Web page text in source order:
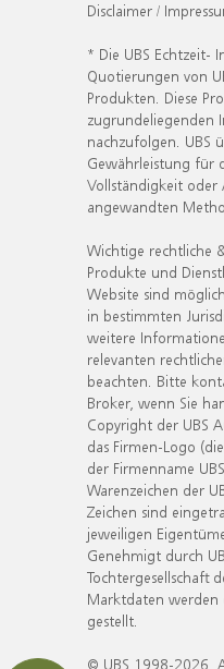
Disclaimer /
* Die UBS Echtzeit-
Quotierungen von
Produkten. Diese
zugrundeliegenden
nachzufolgen. UBS
Gewährleistung für
Vollständigkeit oder
angewandten
Wichtige rechtliche
Produkte und
Website sind
in bestimmten
weitere
relevanten
beachten. Bitte
Broker, wenn Sie
Copyright der UBS
das Firmen-Logo
der Firmenname
Warenzeichen der
Zeichen sind
jeweiligen
Genehmigt durch
Tochtergesellschaft
Marktdaten werden
gestellt.
© UBS 1998-2026.